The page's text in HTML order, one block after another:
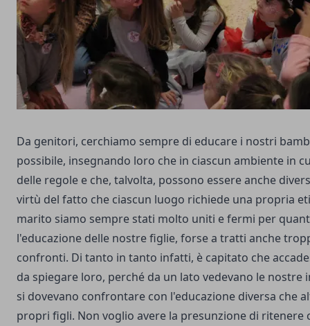
Da genitori, cerchiamo sempre di educare i nostri
possibile, insegnando loro che in ciascun ambiente in
delle regole e che, talvolta, possono essere anche
virtù del fatto che ciascun luogo richiede una propria
marito siamo sempre stati molto uniti e fermi per
l'educazione delle nostre figlie, forse a tratti anche
confronti. Di tanto in tanto infatti, è capitato che
da spiegare loro, perché da un lato vedevano le nostre
si dovevano confrontare con l'educazione diversa che
propri figli. Non voglio avere la presunzione di ritenere